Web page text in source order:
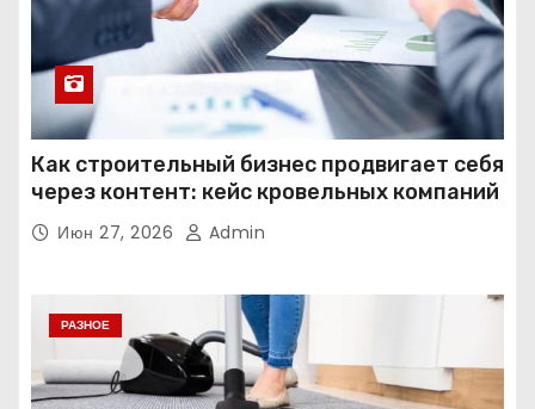
Как строительный бизнес продвигает себя
через контент: кейс кровельных компаний
Июн 27, 2026 Admin
РАЗНОЕ